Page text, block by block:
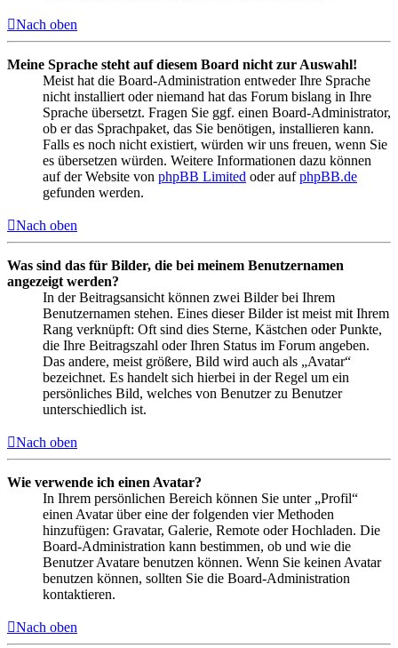
Nach oben
Meine Sprache steht auf diesem Board nicht zur Auswahl!
Meist hat die Board-Administration entweder Ihre Sprache
nicht installiert oder niemand hat das Forum bislang in Ihre
Sprache übersetzt. Fragen Sie ggf. einen Board-Administrator,
ob er das Sprachpaket, das Sie benötigen, installieren kann.
Falls es noch nicht existiert, würden wir uns freuen, wenn Sie
es übersetzen würden. Weitere Informationen dazu können
auf der Website von phpBB Limited oder aufphpBB.de
gefunden werden.
Nach oben
Was sind das für Bilder, die bei meinem Benutzernamen
angezeigt werden?
In der Beitragsansicht können zwei Bilder bei Ihrem
Benutzernamen stehen. Eines dieser Bilder ist meist mit Ihrem
Rang verknüpft: Oft sind dies Sterne, Kästchen oder Punkte,
die Ihre Beitragszahl oder Ihren Status im Forum angeben.
Das andere, meist größere, Bild wird auch als „Avatar“
bezeichnet. Es handelt sich hierbei in der Regel um ein
persönliches Bild, welches von Benutzer zu Benutzer
unterschiedlich ist.
Nach oben
Wie verwende ich einen Avatar?
In Ihrem persönlichen Bereich können Sie unter „Profil“
einen Avatar über eine der folgenden vier Methoden
hinzufügen: Gravatar, Galerie, Remote oder Hochladen. Die
Board-Administration kann bestimmen, ob und wie die
Benutzer Avatare benutzen können. Wenn Sie keinen Avatar
benutzen können, sollten Sie die Board-Administration
kontaktieren.
Nach oben